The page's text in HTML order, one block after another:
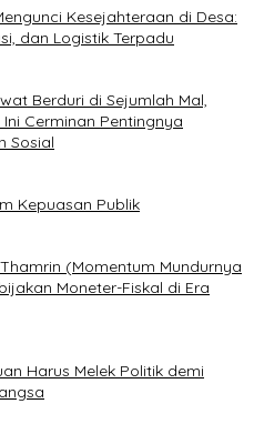
Kesejahteraan di Desa:
dan Logistik Terpadu
Berduri di Sejumlah Mal,
Cerminan Pentingnya
Sosial
Kepuasan Publik
(Momentum Mundurnya
Moneter-Fiskal di Era
Harus Melek Politik demi